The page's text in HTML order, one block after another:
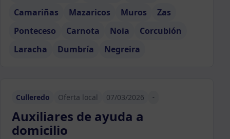
Camariñas
Mazaricos Muros
Zas
Ponteceso
Carnota Noia
Corcubión
Laracha
Dumbría Negreira
Culleredo Oferta local 07/03/2026 -
Auxiliares de ayuda a
domicilio